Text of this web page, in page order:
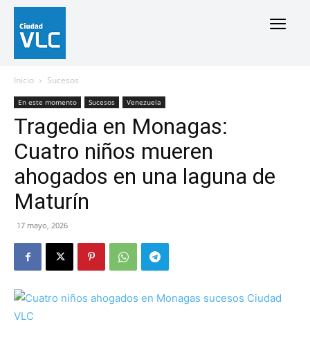
Inicio Sucesos
En este momento Sucesos Venezuela
Tragedia en Monagas:
Cuatro niños mueren
ahogados en una laguna de
Maturín
17 mayo, 2026